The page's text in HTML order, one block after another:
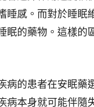
睡感。而對於睡眠
眠的藥物。這樣的
病的患者在安眠藥
病本身就可能伴隨